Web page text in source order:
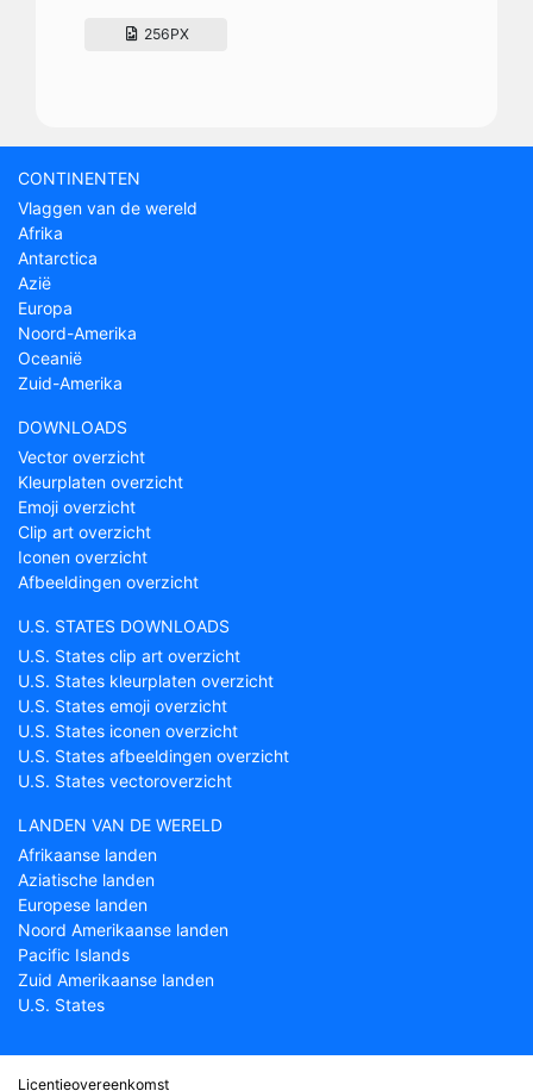
256PX
CONTINENTEN
Vlaggen van de wereld
Afrika
Antarctica
Azië
Europa
Noord-Amerika
Oceanië
Zuid-Amerika
DOWNLOADS
Vector overzicht
Kleurplaten overzicht
Emoji overzicht
Clip art overzicht
Iconen overzicht
Afbeeldingen overzicht
U.S. STATES DOWNLOADS
U.S. States clip art overzicht
U.S. States kleurplaten overzicht
U.S. States emoji overzicht
U.S. States iconen overzicht
U.S. States afbeeldingen overzicht
U.S. States vectoroverzicht
LANDEN VAN DE WERELD
Afrikaanse landen
Aziatische landen
Europese landen
Noord Amerikaanse landen
Pacific Islands
Zuid Amerikaanse landen
U.S. States
Licentieovereenkomst